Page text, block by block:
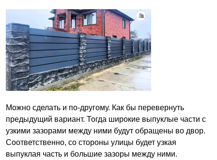
Можно сделать и по-другому. Как бы перевернуть
предыдущий вариант. Тогда широкие выпуклые части с
узкими зазорами между ними будут обращены во двор.
Соответственно, со стороны улицы будет узкая
выпуклая часть и большие зазоры между ними.